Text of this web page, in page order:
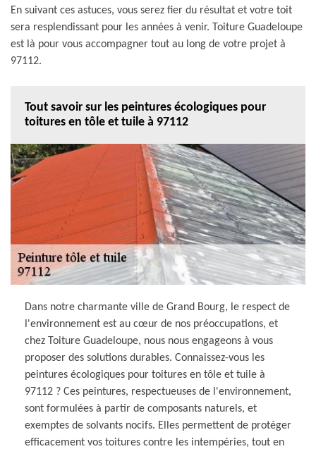
En suivant ces astuces, vous serez fier du résultat et votre toit
sera resplendissant pour les années à venir. Toiture Guadeloupe
est là pour vous accompagner tout au long de votre projet à
97112.
Tout savoir sur les peintures écologiques pour
toitures en tôle et tuile à 97112
Dans notre charmante ville de Grand Bourg, le respect de
l'environnement est au cœur de nos préoccupations, et
chez Toiture Guadeloupe, nous nous engageons à vous
proposer des solutions durables. Connaissez-vous les
peintures écologiques pour toitures en tôle et tuile à
97112 ? Ces peintures, respectueuses de l'environnement,
sont formulées à partir de composants naturels, et
exemptes de solvants nocifs. Elles permettent de protéger
efficacement vos toitures contre les intempéries, tout en